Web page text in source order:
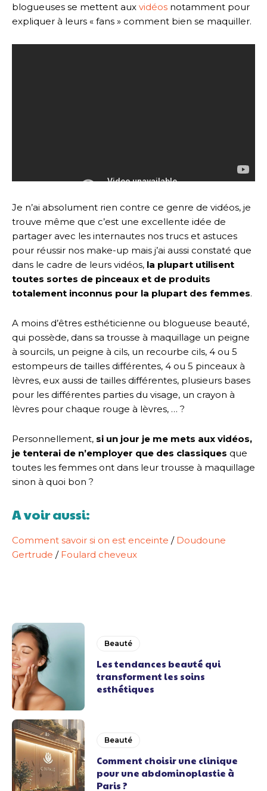
blogueuses se mettent aux vidéos notamment pour
expliquer à leurs « fans » comment bien se maquiller.
Je n’ai absolument rien contre ce genre de vidéos, je
trouve même que c’est une excellente idée de
partager avec les internautes nos trucs et astuces
pour réussir nos make-up mais j’ai aussi constaté que
dans le cadre de leurs vidéos, la plupart utilisent
toutes sortes de pinceaux et de produits
totalement inconnus pour la plupart des femmes.
A moins d’êtres esthéticienne ou blogueuse beauté,
qui possède, dans sa trousse à maquillage un peigne
à sourcils, un peigne à cils, un recourbe cils, 4 ou 5
estompeurs de tailles différentes, 4 ou 5 pinceaux à
lèvres, eux aussi de tailles différentes, plusieurs bases
pour les différentes parties du visage, un crayon à
lèvres pour chaque rouge à lèvres, … ?
Personnellement, si un jour je me mets aux vidéos,
je tenterai de n’employer que des classiques que
toutes les femmes ont dans leur trousse à maquillage
sinon à quoi bon ?
A voir aussi:
Comment savoir si on est enceinte / Doudoune
Gertrude / Foulard cheveux
Beauté
Les tendances beauté qui
transforment les soins
esthétiques
Beauté
Comment choisir une clinique
pour une abdominoplastie à
Paris ?